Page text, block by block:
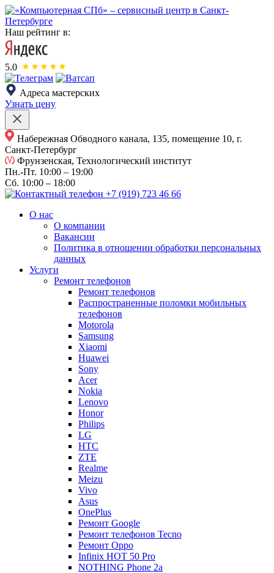
Наш рейтинг в:
5.0
Адреса мастерских
Узнать цену
Набережная Обводного канала, 135, помещение 10, г.
Санкт-Петербург
Фрунзенская, Технологический институт
Пн.-Пт. 10:00 – 19:00
Сб. 10:00 – 18:00
+7 (919) 723 46 66
О нас
О компании
Вакансии
Политика в отношении обработки персональных
данных
Услуги
Ремонт телефонов
Ремонт телефонов
Распространенные поломки мобильных
телефонов
Motorola
Samsung
Xiaomi
Huawei
Sony
Acer
Nokia
Lenovo
Honor
Philips
LG
HTC
ZTE
Realme
Meizu
Vivo
Asus
OnePlus
Ремонт Google
Ремонт телефонов Tecno
Ремонт Oppo
Infinix HOT 50 Pro
NOTHING Phone 2a